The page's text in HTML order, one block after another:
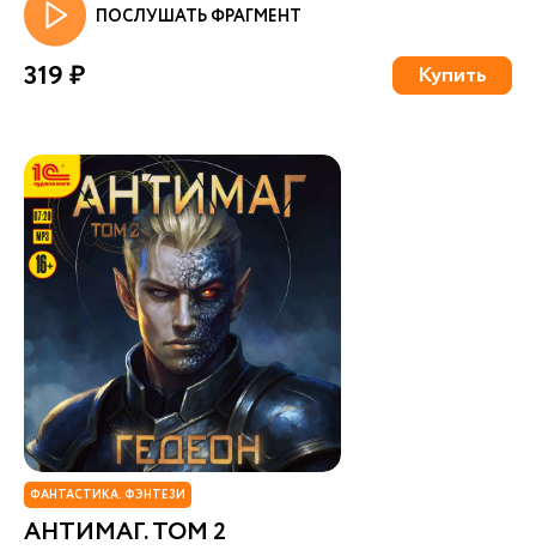
ПОСЛУШАТЬ ФРАГМЕНТ
319 ₽ Купить
ФАНТАСТИКА. ФЭНТЕЗИ
АНТИМАГ. ТОМ 2